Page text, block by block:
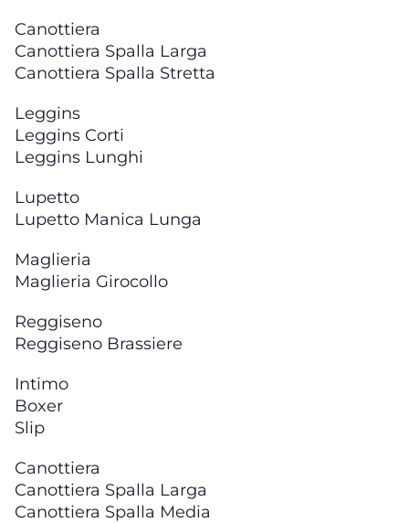
Canottiera
Canottiera Spalla Larga
Canottiera Spalla Stretta
Leggins
Leggins Corti
Leggins Lunghi
Lupetto
Lupetto Manica Lunga
Maglieria
Maglieria Girocollo
Reggiseno
Reggiseno Brassiere
Intimo
Boxer
Slip
Canottiera
Canottiera Spalla Larga
Canottiera Spalla Media